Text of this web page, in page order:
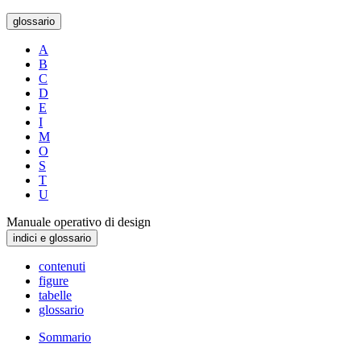
glossario
A
B
C
D
E
I
M
O
S
T
U
Manuale operativo di design
indici e glossario
contenuti
figure
tabelle
glossario
Sommario